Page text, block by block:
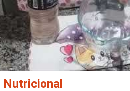
Nutricional